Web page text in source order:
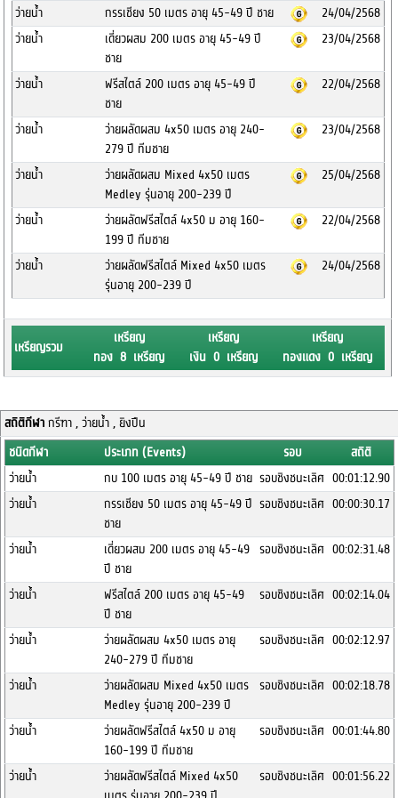
ว่ายน้ำ
กรรเชียง 50 เมตร อายุ 45-49 ปี ชาย
24/04/2568
ว่ายน้ำ
เดี่ยวผสม 200 เมตร อายุ 45-49 ปี
ชาย
23/04/2568
ว่ายน้ำ
ฟรีสไตล์ 200 เมตร อายุ 45-49 ปี
ชาย
22/04/2568
ว่ายน้ำ
ว่ายผลัดผสม 4x50 เมตร อายุ 240-
279 ปี ทีมชาย
23/04/2568
ว่ายน้ำ
ว่ายผลัดผสม Mixed 4x50 เมตร
Medley รุ่นอายุ 200-239 ปี
25/04/2568
ว่ายน้ำ
ว่ายผลัดฟรีสไตล์ 4x50 ม อายุ 160-
199 ปี ทีมชาย
22/04/2568
ว่ายน้ำ
ว่ายผลัดฟรีสไตล์ Mixed 4x50 เมตร
รุ่นอายุ 200-239 ปี
24/04/2568
เหรียญรวม
เหรียญ
ทอง 8 เหรียญ
เหรียญ
เงิน 0 เหรียญ
เหรียญ
ทองแดง 0 เหรียญ
สถิติกีฬากรีฑา , ว่ายน้ำ , ยิงปืน
ชนิดกีฬา
ประเภท (Events) รอบ
สถิติ
ว่ายน้ำ
กบ 100 เมตร อายุ 45-49 ปี ชาย รอบชิงชนะเลิศ 00:01:12.90
ว่ายน้ำ
กรรเชียง 50 เมตร อายุ 45-49 ปี
ชาย
รอบชิงชนะเลิศ 00:00:30.17
ว่ายน้ำ
เดี่ยวผสม 200 เมตร อายุ 45-49
ปี ชาย
รอบชิงชนะเลิศ 00:02:31.48
ว่ายน้ำ
ฟรีสไตล์ 200 เมตร อายุ 45-49
ปี ชาย
รอบชิงชนะเลิศ 00:02:14.04
ว่ายน้ำ
ว่ายผลัดผสม 4x50 เมตร อายุ
240-279 ปี ทีมชาย
รอบชิงชนะเลิศ 00:02:12.97
ว่ายน้ำ
ว่ายผลัดผสม Mixed 4x50 เมตร
Medley รุ่นอายุ 200-239 ปี
รอบชิงชนะเลิศ 00:02:18.78
ว่ายน้ำ
ว่ายผลัดฟรีสไตล์ 4x50 ม อายุ
160-199 ปี ทีมชาย
รอบชิงชนะเลิศ 00:01:44.80
ว่ายน้ำ
ว่ายผลัดฟรีสไตล์ Mixed 4x50
รอบชิงชนะเลิศ 00:01:56.22